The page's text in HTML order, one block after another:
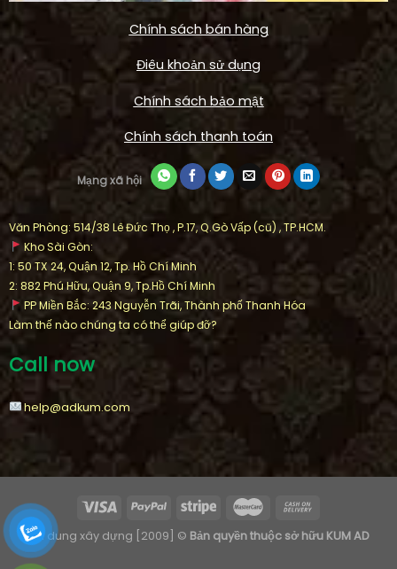
Chính sách bán hàng
Điêu khoản sử dụng
Chính sách bảo mật
Chính sách thanh toán
Mạng xã hội
Văn Phòng: 514/38 Lê Đức Thọ , P.17, Q.Gò Vấp (cũ) , TP.HCM.
Kho Sài Gòn:
1: 50 TX 24, Quận 12, Tp. Hồ Chí Minh
2: 882 Phú Hữu, Quận 9, Tp.Hồ Chí Minh
PP Miền Bắc: 243 Nguyễn Trãi, Thành phố Thanh Hóa
Làm thế nào chúng ta có thể giúp đỡ?
Call now
help@adkum.com
Nội dung xây dựng [2009] © Bản quyền thuộc sở hữu KUM AD